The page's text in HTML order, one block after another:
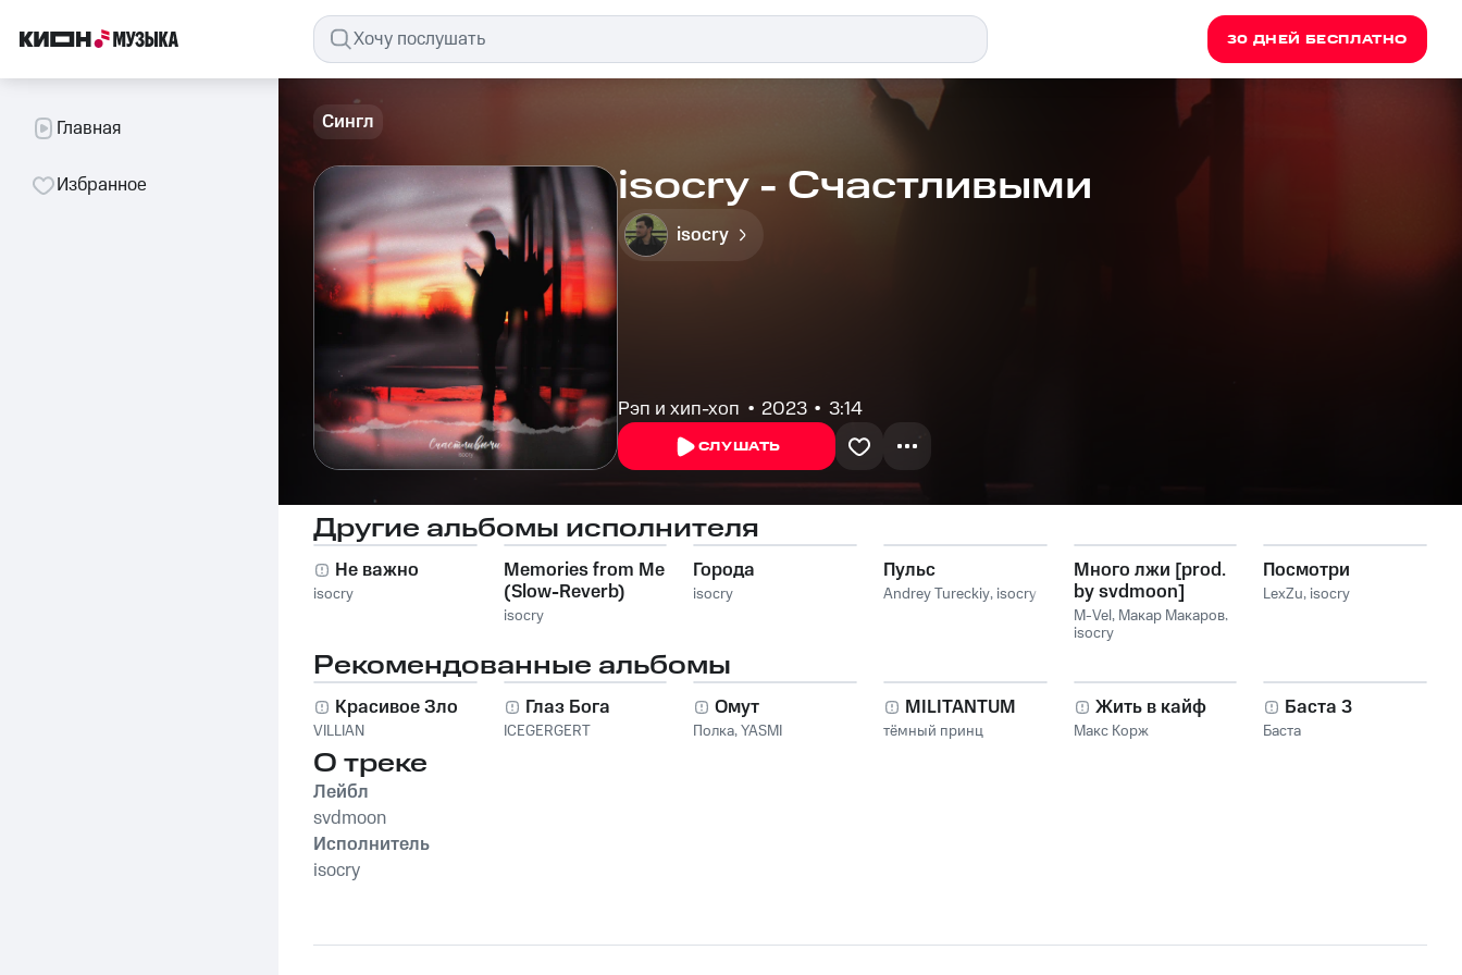
30 ДНЕЙ БЕСПЛАТНО
Главная
Избранное
Сингл
isocry - Счастливыми
isocry
Рэп и хип-хоп 2023 3:14
СЛУШАТЬ
Другие альбомы исполнителя
Не важно
isocry
Memories from Me
(Slow-Reverb)
isocry
Города
isocry
Пульс
Andrey Tureckiy, isocry
Много лжи [prod.
by svdmoon]
M-Vel, Макар Макаров,
isocry
Посмотри
LexZu, isocry
Рекомендованные альбомы
Красивое Зло
VILLIAN
Глаз Бога
ICEGERGERT
Омут
Полка,YASMI
MILITANTUM
тёмный принц
Жить в кайф
Макс Корж
Баста 3
Баста
О треке
Лейбл
svdmoon
Исполнитель
isocry